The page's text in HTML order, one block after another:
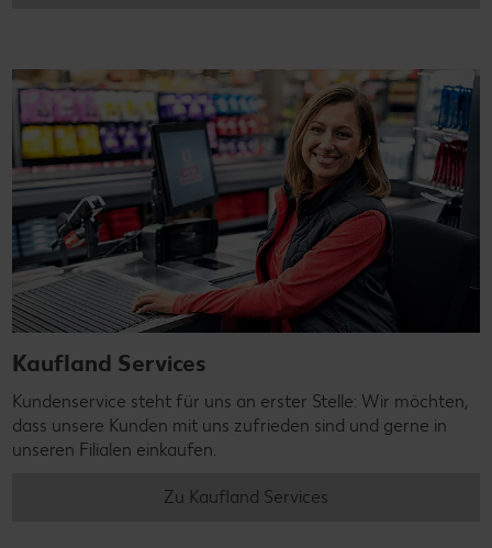
Kaufland Services
Kundenservice steht für uns an erster Stelle: Wir möchten,
dass unsere Kunden mit uns zufrieden sind und gerne in
unseren Filialen einkaufen.
Zu Kaufland Services